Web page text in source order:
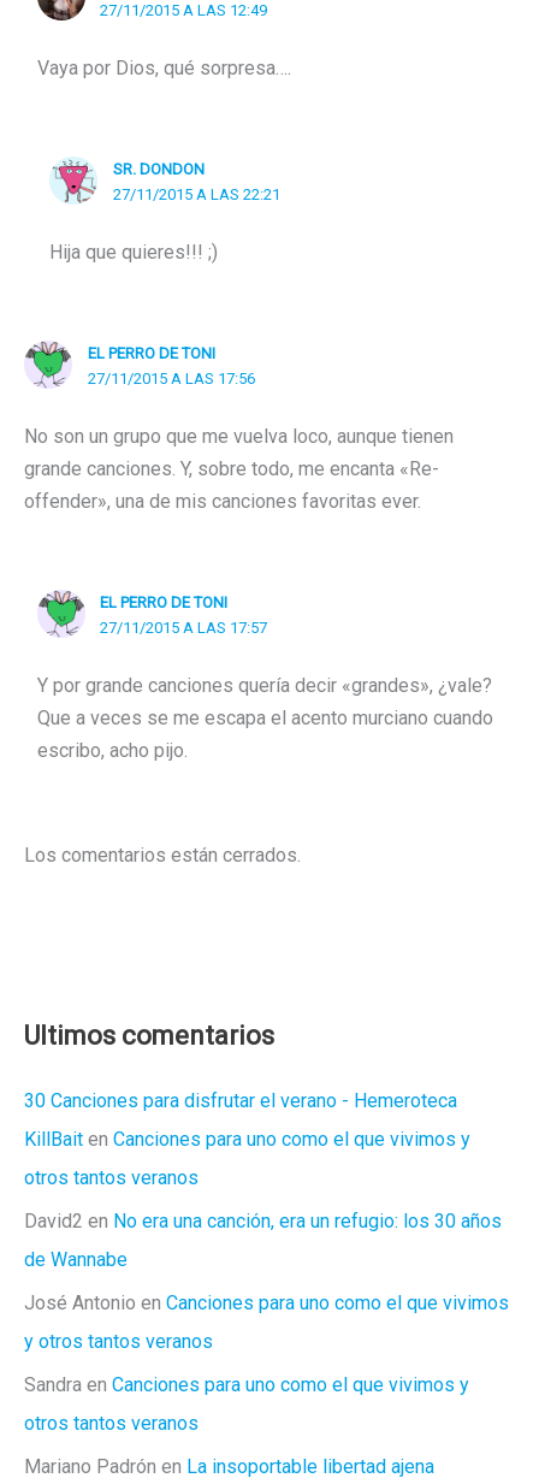
27/11/2015 A LAS 12:49
Vaya por Dios, qué sorpresa….
SR. DONDON
27/11/2015 A LAS 22:21
Hija que quieres!!! ;)
EL PERRO DE TONI
27/11/2015 A LAS 17:56
No son un grupo que me vuelva loco, aunque tienen
grande canciones. Y, sobre todo, me encanta «Re-
offender», una de mis canciones favoritas ever.
EL PERRO DE TONI
27/11/2015 A LAS 17:57
Y por grande canciones quería decir «grandes», ¿vale?
Que a veces se me escapa el acento murciano cuando
escribo, acho pijo.
Los comentarios están cerrados.
Ultimos comentarios
30 Canciones para disfrutar el verano - Hemeroteca
KillBait en Canciones para uno como el que vivimos y
otros tantos veranos
David2 en No era una canción, era un refugio: los 30 años
de Wannabe
José Antonio en Canciones para uno como el que vivimos
y otros tantos veranos
Sandra en Canciones para uno como el que vivimos y
otros tantos veranos
Mariano Padrón en La insoportable libertad ajena